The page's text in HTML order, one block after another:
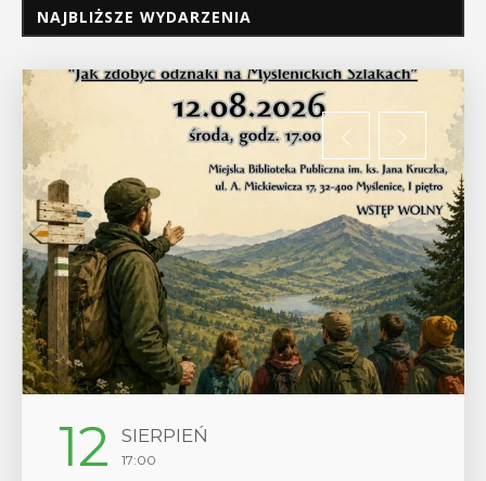
NAJBLIŻSZE WYDARZENIA
12 SIERPIEŃ
17:00